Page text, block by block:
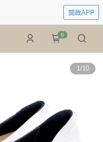
開啟APP
0
1/10